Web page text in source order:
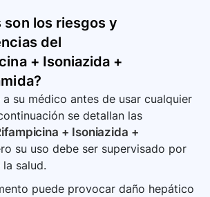
son los riesgos y
del
+ Isoniazida +
?
su médico antes de usar cualquier
se detallan las
+ Isoniazida +
su uso debe ser supervisado por
salud.
puede provocar daño hepático